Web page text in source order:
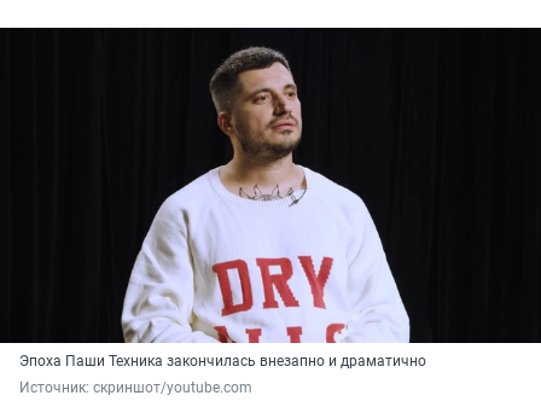
Эпоха Паши Техника закончилась внезапно и драматично
Источник: скриншот/youtube.com